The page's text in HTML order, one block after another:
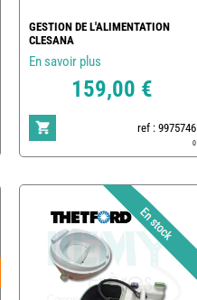
GESTION DE L'ALIMENTATION
CLESANA
En savoir plus
159,00 €
ref : 9975746
0